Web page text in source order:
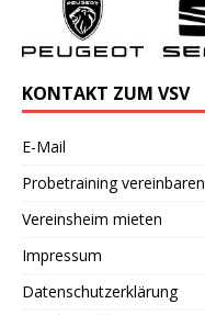
KONTAKT ZUM VSV
E-Mail
Probetraining vereinbaren
Vereinsheim mieten
Impressum
Datenschutzerklärung